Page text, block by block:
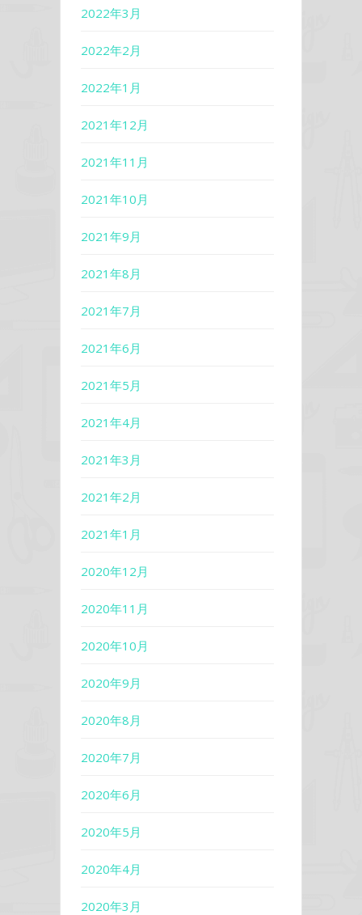
2022年3月
2022年2月
2022年1月
2021年12月
2021年11月
2021年10月
2021年9月
2021年8月
2021年7月
2021年6月
2021年5月
2021年4月
2021年3月
2021年2月
2021年1月
2020年12月
2020年11月
2020年10月
2020年9月
2020年8月
2020年7月
2020年6月
2020年5月
2020年4月
2020年3月